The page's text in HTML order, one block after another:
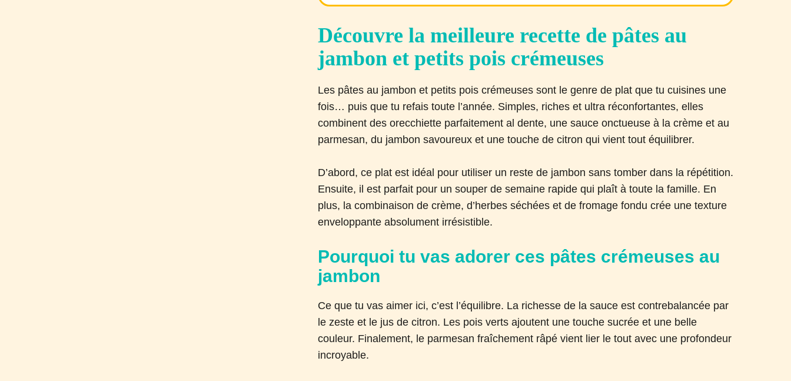
Découvre la meilleure recette de pâtes au
jambon et petits pois crémeuses
Les pâtes au jambon et petits pois crémeuses sont le genre de plat que tu cuisines une
fois… puis que tu refais toute l’année. Simples, riches et ultra réconfortantes, elles
combinent des orecchiette parfaitement al dente, une sauce onctueuse à la crème et au
parmesan, du jambon savoureux et une touche de citron qui vient tout équilibrer.
D’abord, ce plat est idéal pour utiliser un reste de jambon sans tomber dans la répétition.
Ensuite, il est parfait pour un souper de semaine rapide qui plaît à toute la famille. En
plus, la combinaison de crème, d’herbes séchées et de fromage fondu crée une texture
enveloppante absolument irrésistible.
Pourquoi tu vas adorer ces pâtes crémeuses au
jambon
Ce que tu vas aimer ici, c’est l’équilibre. La richesse de la sauce est contrebalancée par
le zeste et le jus de citron. Les pois verts ajoutent une touche sucrée et une belle
couleur. Finalement, le parmesan fraîchement râpé vient lier le tout avec une profondeur
incroyable.